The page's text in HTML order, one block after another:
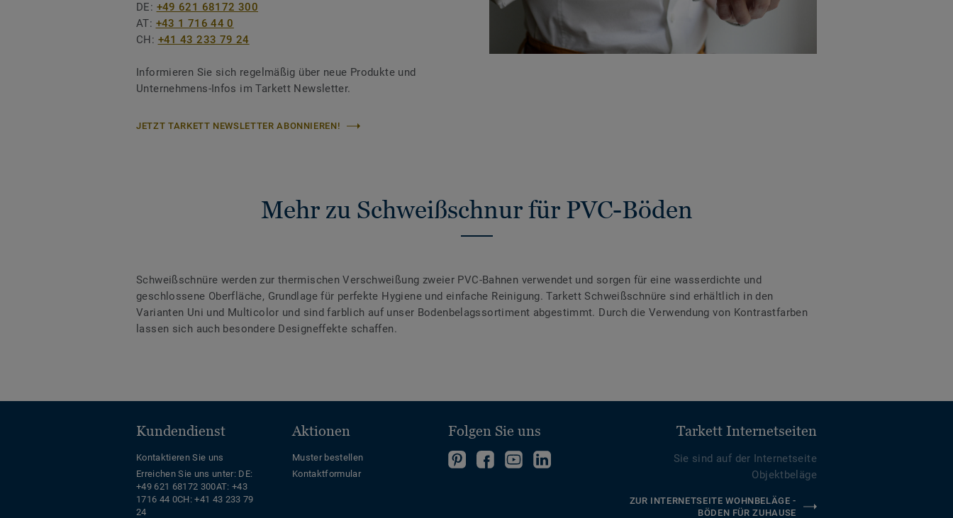
DE: +49 621 68172 300
AT: +43 1 716 44 0
CH: +41 43 233 79 24
Informieren Sie sich regelmäßig über neue Produkte und
Unternehmens-Infos im Tarkett Newsletter.
JETZT TARKETT NEWSLETTER ABONNIEREN!
Mehr zu Schweißschnur für PVC-Böden
Schweißschnüre werden zur thermischen Verschweißung zweier PVC-Bahnen verwendet und sorgen für eine wasserdichte und
geschlossene Oberfläche, Grundlage für perfekte Hygiene und einfache Reinigung. Tarkett Schweißschnüre sind erhältlich in den
Varianten Uni und Multicolor und sind farblich auf unser Bodenbelagssortiment abgestimmt. Durch die Verwendung von Kontrastfarben
lassen sich auch besondere Designeffekte schaffen.
Kundendienst
Kontaktieren Sie uns
Erreichen Sie uns unter: DE:
+49 621 68172 300AT: +43
1716 44 0CH: +41 43 233 79
24
Aktionen
Muster bestellen
Kontaktformular
Folgen Sie uns
FolgenFolgenFolgeFolgen
Tarkett Internetseiten
Sie sind auf der Internetseite
Objektbeläge
ZUR INTERNETSEITE WOHNBELÄGE -
BÖDEN FÜR ZUHAUSE